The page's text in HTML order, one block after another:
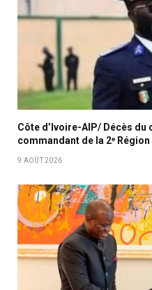
Côte d’Ivoire-AIP/ Décès
commandant de la 2ᵉ
9 AOÛT 2026